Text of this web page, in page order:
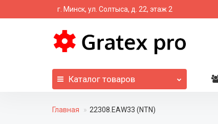
г. Минск, ул. Солтыса, д. 22, этаж 2
Каталог товаров
Главная 22308.EAW33 (NTN)